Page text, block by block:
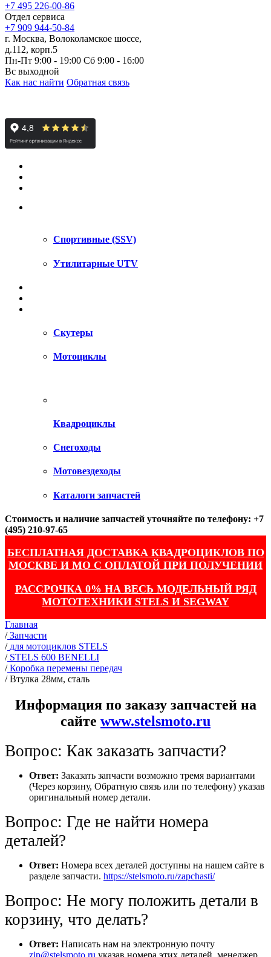
+7 495 226-00-86
Отдел сервиса
+7 909 944-50-84
г. Москва, Волоколамское шоссе,
д.112, корп.5
Пн-Пт 9:00 - 19:00 Сб 9:00 - 16:00
Вс выходной
Как нас найти Обратная связь
Спортивные (SSV)
Утилитарные UTV
Скутеры
Мотоциклы
Квадроциклы
Снегоходы
Мотовездеходы
Каталоги запчастей
Стоимость и наличие запчастей уточняйте по телефону: +7
(495) 210-97-65
БЕСПЛАТНАЯ ДОСТАВКА КВАДРОЦИКЛОВ ПО
МОСКВЕ И МО С ОПЛАТОЙ ПРИ ПОЛУЧЕНИИ
РАССРОЧКА 0% НА ВЕСЬ МОДЕЛЬНЫЙ РЯД
МОТОТЕХНИКИ STELS И SEGWAY
Главная
/ Запчасти
/ для мотоциклов STELS
/ STELS 600 BENELLI
/ Коробка перемены передач
/Втулка 28мм, сталь
Информация по заказу запчастей на
сайте www.stelsmoto.ru
Вопрос: Как заказать запчасти?
Ответ: Заказать запчасти возможно тремя вариантами
(Через корзину, Обратную связь или по телефону) указав
оригинальный номер детали.
Вопрос: Где не найти номера
деталей?
Ответ: Номера всех деталей доступны на нашем сайте в
разделе запчасти. https://stelsmoto.ru/zapchasti/
Вопрос: Не могу положить детали в
корзину, что делать?
Ответ: Написать нам на электронную почту
zip@stelsmoto.ru указав номера этих деталей, менеджер